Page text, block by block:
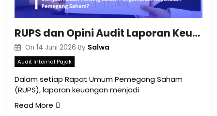
RUPS dan Opini Audit Laporan Keuangan: Mengapa Menjadi Acuan Penting dalam Pengambilan Keputusan Pemegang Saham?
On 14 Juni 2026 By Salwa
Audit Internal Pajak
Dalam setiap Rapat Umum Pemegang Saham
(RUPS), laporan keuangan menjadi
Read More